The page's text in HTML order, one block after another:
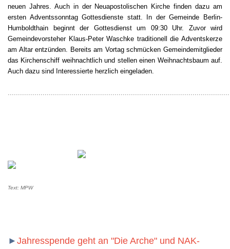
neuen Jahres. Auch in der Neuapostolischen Kirche finden dazu am
ersten Adventssonntag Gottesdienste statt. In der Gemeinde Berlin-
Humboldthain beginnt der Gottesdienst um 09:30 Uhr. Zuvor wird
Gemeindevorsteher Klaus-Peter Waschke traditionell die Adventskerze
am Altar entzünden. Bereits am Vortag schmücken Gemeindemitglieder
das Kirchenschiff weihnachtlich und stellen einen Weihnachtsbaum auf.
Auch dazu sind Interessierte herzlich eingeladen.
Text: MPW
► Jahresspende geht an "Die Arche" und NAK-